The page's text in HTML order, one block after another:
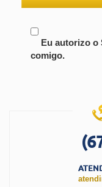
Eu autorizo o
comigo.